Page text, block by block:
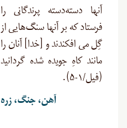
آنها دسته‌دسته پرندگانى را
فرستاد که بر آنها سنگ‌هایى از
گِل مى ‏افکندند و [خدا] آنان را
مانند کاهِ جویده ‏شده گردانید
(فیل/۱-۵).
آهن، جنگ، زره